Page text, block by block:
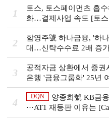
1
토스, 토스페이먼츠 흡수
화…결제사업 속도 [토
2
함영주號 하나금융, '하
대…신탁수수료 2배 증
비즈니스 돋보기]
3
공적자금 상환에서 증
은행 '금융그룹화' 25년
그룹의 꿈①]
4
DQN
양종희號 KB금
···AT1 재등판 이유는
Review]]